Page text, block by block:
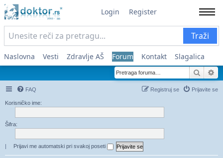
Login Register
Traži
Naslovna Vesti Zdravlje AŠ Forum Kontakt Slagalica
FAQ Prijavite se
Registruj se
Korisničko ime:
Šifra:
| Prijavi me automatski pri svakoj poseti